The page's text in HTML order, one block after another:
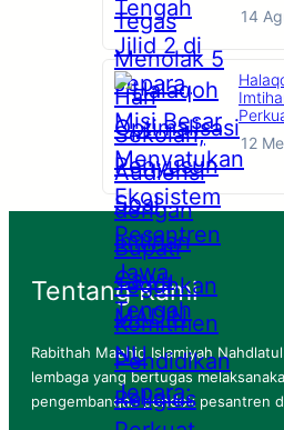
14
12
Tentang Kami
Rabithah Ma’ahid Islamiyah
lembaga yang bertugas
pengembangan pondok pesantren